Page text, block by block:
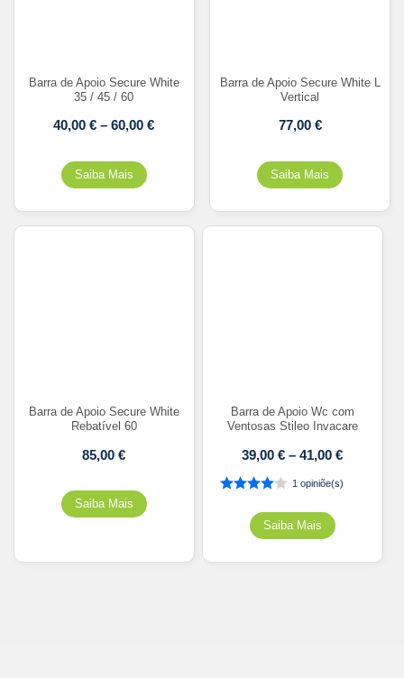
Barra de Apoio Secure White
35 / 45 / 60
40,00€ – 60,00€
Barra de Apoio Secure White L
Vertical
77,00 €
Barra de Apoio Secure White
Rebatível 60
85,00€
Barra de Apoio Wc com
Ventosas Stileo Invacare
39,00€ – 41,00€
1 opiniõe(s)